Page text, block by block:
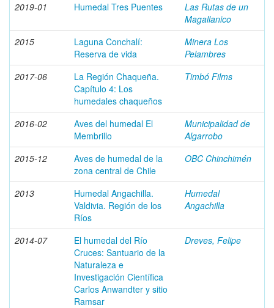
2019-01 Humedal Tres Puentes
Las Rutas de un
Magallanico
2015
Laguna Conchalí:
Reserva de vida
Minera Los
Pelambres
2017-06
La Región Chaqueña.
Capítulo 4: Los
humedales chaqueños
Timbó Films
2016-02
Aves del humedal El
Membrillo
Municipalidad de
Algarrobo
2015-12
Aves de humedal de la
zona central de Chile
OBC Chinchimén
2013
Humedal Angachilla.
Valdivia. Región de los
Ríos
Humedal
Angachilla
2014-07
El humedal del Río
Cruces: Santuario de la
Naturaleza e
Investigación Científica
Carlos Anwandter y sitio
Ramsar
Dreves, Felipe